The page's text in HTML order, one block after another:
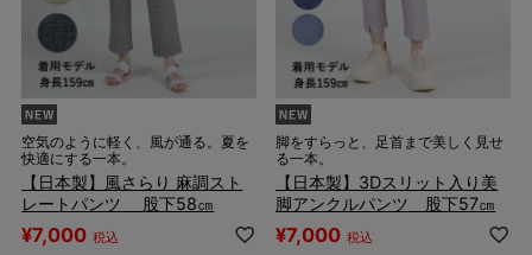
空気のように軽く、風が通る。夏を
快適にする一本。
【日本製】風さらり 麻調スト
レートパンツ 股下58㎝
¥7,000 税込
脚をすらっと、足首まで美しく見せ
る一本。
【日本製】3Dスリット入り美
脚アンクルパンツ 股下57㎝
¥7,000 税込